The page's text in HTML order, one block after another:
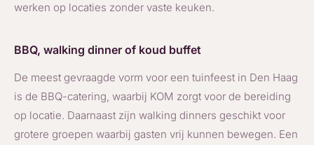
werken op locaties zonder vaste keuken.
BBQ, walking dinner of koud buffet
De meest gevraagde vorm voor een tuinfeest in Den Haag
is de BBQ-catering, waarbij KOM zorgt voor de bereiding
op locatie. Daarnaast zijn walking dinners geschikt voor
grotere groepen waarbij gasten vrij kunnen bewegen. Een